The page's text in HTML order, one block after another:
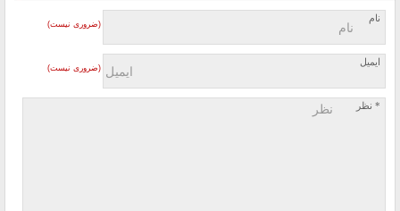
نام
(ضروری نیست)
ایمیل
(ضروری نیست)
* نظر